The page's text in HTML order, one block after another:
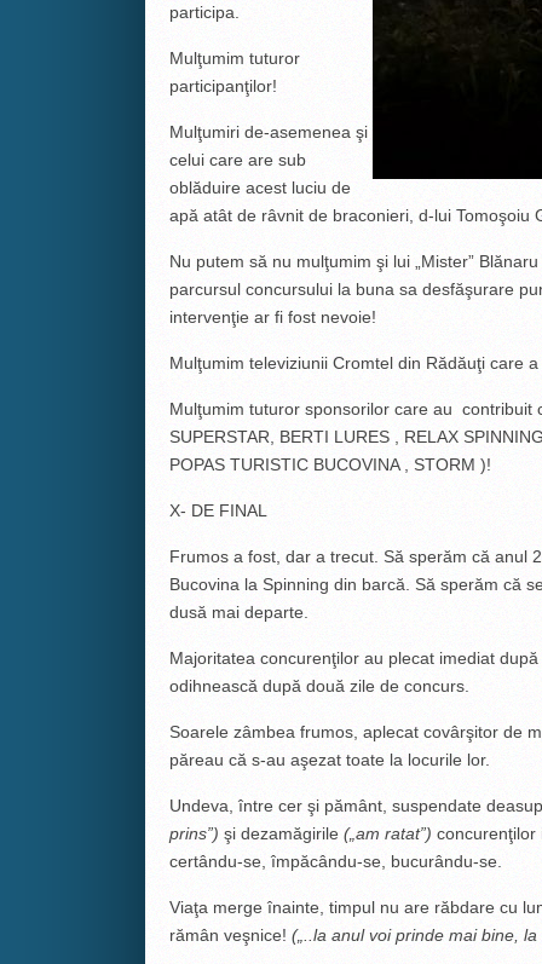
participa.
Mulţumim tuturor
participanţilor!
Mulţumiri de-asemenea şi
celui care are sub
oblăduire acest luciu de
apă atât de râvnit de braconieri, d-lui Tomoşoiu
Nu putem să nu mulţumim şi lui „Mister”
parcursul concursului la buna sa desfăşurare
intervenţie ar fi fost nevoie!
Mulţumim televiziunii Cromtel din Rădăuţi care
Mulţumim tuturor sponsorilor care au contribuit
SUPERSTAR, BERTI LURES , RELAX
POPAS TURISTIC BUCOVINA , STORM )!
X- DE FINAL
Frumos a fost, dar a trecut. Să sperăm că anul
Bucovina la Spinning din barcă. Să sperăm că
dusă mai departe.
Majoritatea concurenţilor au plecat imediat
odihnească după două zile de concurs.
Soarele zâmbea frumos, aplecat covârşitor de
păreau că s-au aşezat toate la locurile lor.
Undeva, între cer şi pământ, suspendate
prins”) şi dezamăgirile („am ratat”) concurenţilor
certându-se, împăcându-se, bucurându-se.
Viaţa merge înainte, timpul nu are răbdare cu
rămân veşnice! („..la anul voi prinde mai bine,